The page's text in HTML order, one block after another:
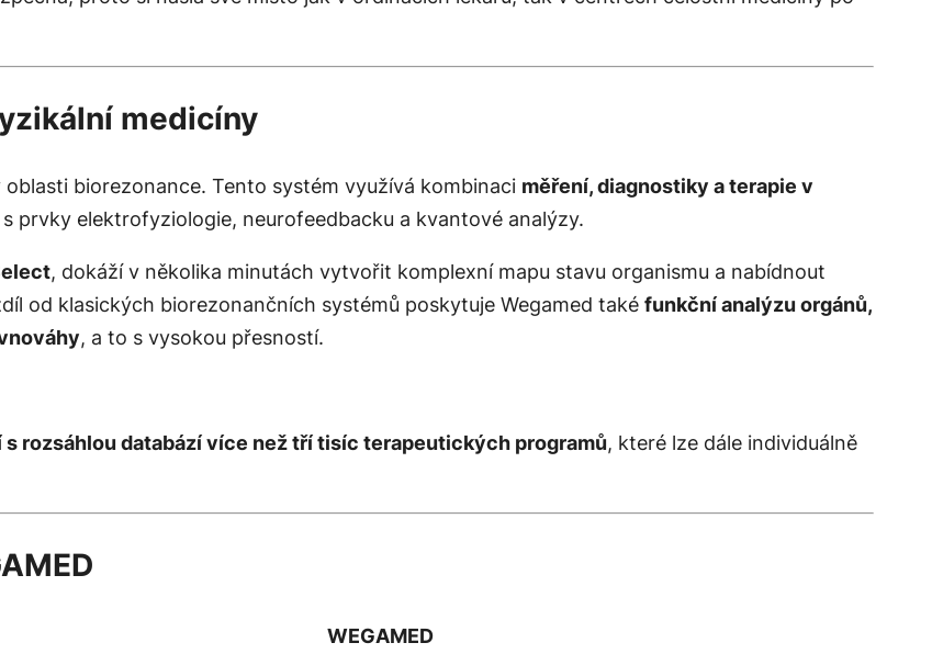
medicíny
biorezonance. Tento systém využívá kombinaci měření, diagnostiky a terapie v
prvky elektrofyziologie, neurofeedbacku a kvantové analýzy.
, dokáží v několika minutách vytvořit komplexní mapu stavu organismu a nabídnout
od klasických biorezonančních systémů poskytuje Wegamed také funkční analýzu orgánů,
, a to s vysokou přesností.
rozsáhlou databází více než tří tisíc terapeutických programů, které lze dále individuálně
WEGAMED